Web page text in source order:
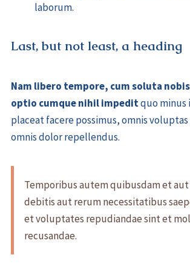
laborum.
Last, but not least, a heading
Nam libero tempore, cum soluta
optio cumque nihil impeditquo minus
placeat facere possimus, omnis
omnis dolor repellendus.
Temporibus autem quibusdam et
debitis aut rerum necessitatibus
et voluptates repudiandae sint et
recusandae.